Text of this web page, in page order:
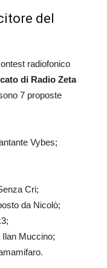
del
radiofonico
di Radio Zeta
7 proposte
Vybes;
Cri;
da Nicolò;
Ilan Muccino;